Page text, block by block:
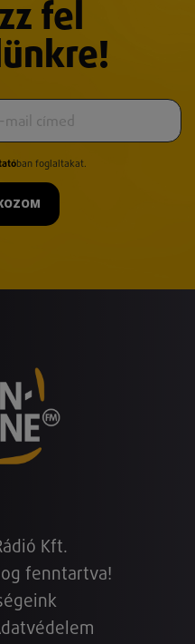
fel
ban foglaltakat.
Kft.
fenntartva!